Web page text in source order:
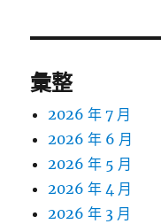
彙整
2026 年 7 月
2026 年 6 月
2026 年 5 月
2026 年 4 月
2026 年 3 月